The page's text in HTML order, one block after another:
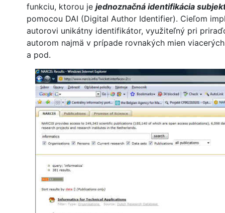
funkciu, ktorou je jednoznačná identifikácia
pomocou DAI (Digital Author Identifier). Cieľom
autorovi unikátny identifikátor, využiteľný pri
autorom najmä v prípade rovnakých mien
a pod.